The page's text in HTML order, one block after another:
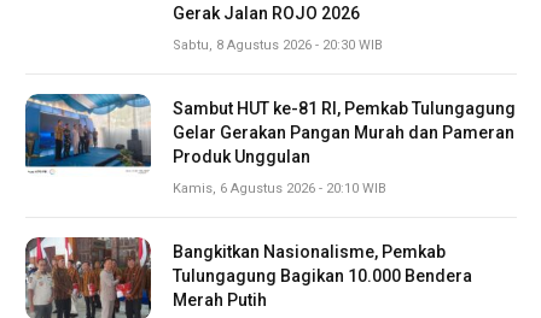
Gerak Jalan ROJO 2026
Sabtu, 8 Agustus 2026 - 20:30 WIB
Sambut HUT ke-81 RI, Pemkab Tulungagung
Gelar Gerakan Pangan Murah dan Pameran
Produk Unggulan
Kamis, 6 Agustus 2026 - 20:10 WIB
Bangkitkan Nasionalisme, Pemkab
Tulungagung Bagikan 10.000 Bendera
Merah Putih